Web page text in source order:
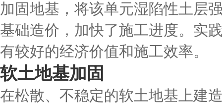
加固地基，将该单元湿陷性土层
基础造价，加快了施工进度。实
有较好的经济价值和施工效率。
软土地基加固
在松散、不稳定的软土地基上建